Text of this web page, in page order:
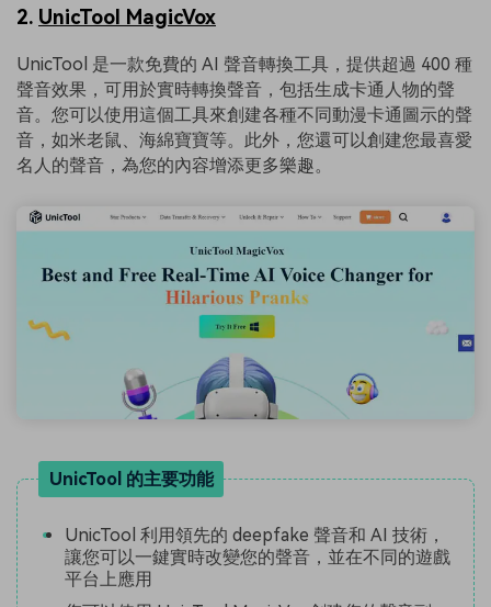
2. UnicTool MagicVox
UnicTool 是一款免費的 AI 聲音轉換工具，提供超過 400 種
聲音效果，可用於實時轉換聲音，包括生成卡通人物的聲
音。您可以使用這個工具來創建各種不同動漫卡通圖示的聲
音，如米老鼠、海綿寶寶等。此外，您還可以創建您最喜愛
名人的聲音，為您的內容增添更多樂趣。
UnicTool 的主要功能
UnicTool 利用領先的 deepfake 聲音和 AI 技術，
讓您可以一鍵實時改變您的聲音，並在不同的遊戲
平台上應用